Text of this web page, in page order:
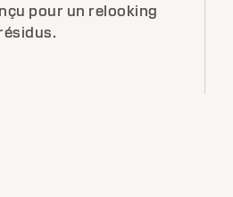
pour un relooking